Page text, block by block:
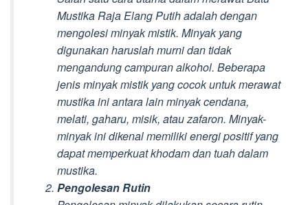
Mustika Raja Elang Putih adalah dengan
mengolesi minyak mistik. Minyak yang
digunakan haruslah murni dan tidak
mengandung campuran alkohol. Beberapa
jenis minyak mistik yang cocok untuk merawat
mustika ini antara lain minyak cendana,
melati, gaharu, misik, atau zafaron. Minyak-
minyak ini dikenal memiliki energi positif yang
dapat memperkuat khodam dan tuah dalam
mustika.
Pengolesan Rutin